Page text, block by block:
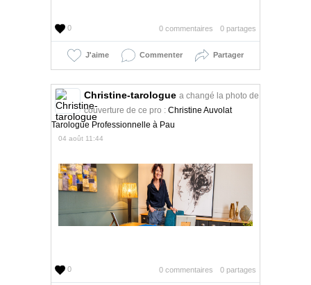
0 0 partages
0 commentaires
J'aime Commenter Partager
Christine-tarologue a changé la photo de
couverture de ce pro : Christine Auvolat
Tarologue Professionnelle à Pau
04 août 11:44
0 0 partages
0 commentaires